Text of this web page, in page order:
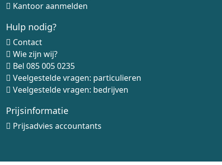
Kantoor aanmelden
Hulp nodig?
Contact
Wie zijn wij?
Bel 085 005 0235
Veelgestelde vragen: particulieren
Veelgestelde vragen: bedrijven
Prijsinformatie
Prijsadvies accountants